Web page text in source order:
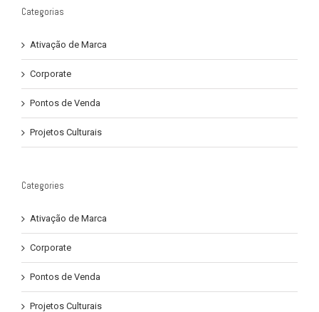
Categorias
Ativação de Marca
Corporate
Pontos de Venda
Projetos Culturais
Categories
Ativação de Marca
Corporate
Pontos de Venda
Projetos Culturais